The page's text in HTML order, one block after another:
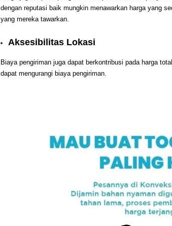
dengan reputasi baik mungkin menawarkan harga yang
yang mereka tawarkan.
Aksesibilitas Lokasi
Biaya pengiriman juga dapat berkontribusi pada harga
dapat mengurangi biaya pengiriman.